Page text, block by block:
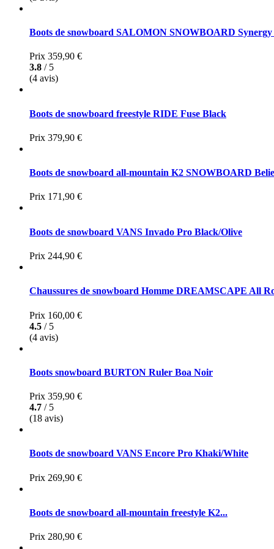
Boots de snowboard SALOMON SNOWBOARD Synergy
Prix 359,90 €
3.8 / 5
(4 avis)
Boots de snowboard freestyle RIDE Fuse Black
Prix 379,90 €
Boots de snowboard all-mountain K2 SNOWBOARD
Prix 171,90 €
Boots de snowboard VANS Invado Pro Black/Olive
Prix 244,90 €
Chaussures de snowboard Homme DREAMSCAPE All
Prix 160,00 €
4.5 / 5
(4 avis)
Boots snowboard BURTON Ruler Boa Noir
Prix 359,90 €
4.7 / 5
(18 avis)
Boots de snowboard VANS Encore Pro Khaki/White
Prix 269,90 €
Boots de snowboard all-mountain freestyle K2...
Prix 280,90 €